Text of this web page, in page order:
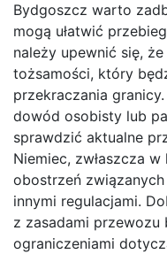
Bydgoszcz warto
mogą ułatwić
należy upewnić się,
tożsamości, który
przekraczania
dowód osobisty lub
sprawdzić aktualne
Niemiec, zwłaszcza
obostrzeń
innymi regulacjami.
z zasadami przewozu
ograniczeniami